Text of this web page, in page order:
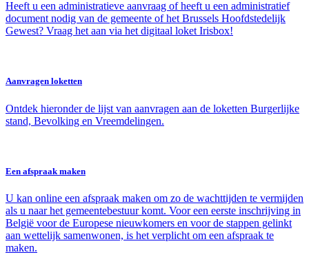
Heeft u een administratieve aanvraag of heeft u een administratief
document nodig van de gemeente of het Brussels Hoofdstedelijk
Gewest? Vraag het aan via het digitaal loket Irisbox!
Aanvragen loketten
Ontdek hieronder de lijst van aanvragen aan de loketten Burgerlijke
stand, Bevolking en Vreemdelingen.
Een afspraak maken
U kan online een afspraak maken om zo de wachttijden te vermijden
als u naar het gemeentebestuur komt. Voor een eerste inschrijving in
België voor de Europese nieuwkomers en voor de stappen gelinkt
aan wettelijk samenwonen, is het verplicht om een afspraak te
maken.